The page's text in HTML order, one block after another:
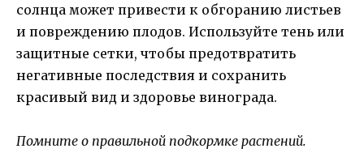
солнца может привести к обгоранию листьев
и повреждению плодов. Используйте тень или
защитные сетки, чтобы предотвратить
негативные последствия и сохранить
красивый вид и здоровье винограда.
Помните о правильной подкормке растений.